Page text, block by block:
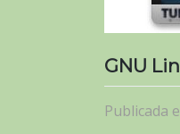
GNU
Publicada